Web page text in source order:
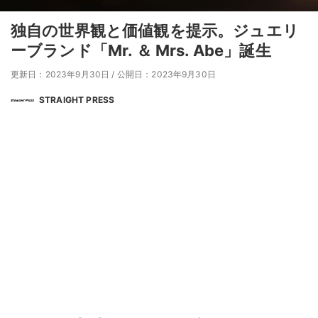
独自の世界観と価値観を提示。ジュエリ
ーブランド「Mr. ＆ Mrs. Abe」誕生
更新日：2023年9月30日 / 公開日：2023年9月30日
STRAIGHT PRESS